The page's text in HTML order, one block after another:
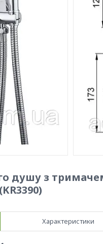
душу з
Характеристики